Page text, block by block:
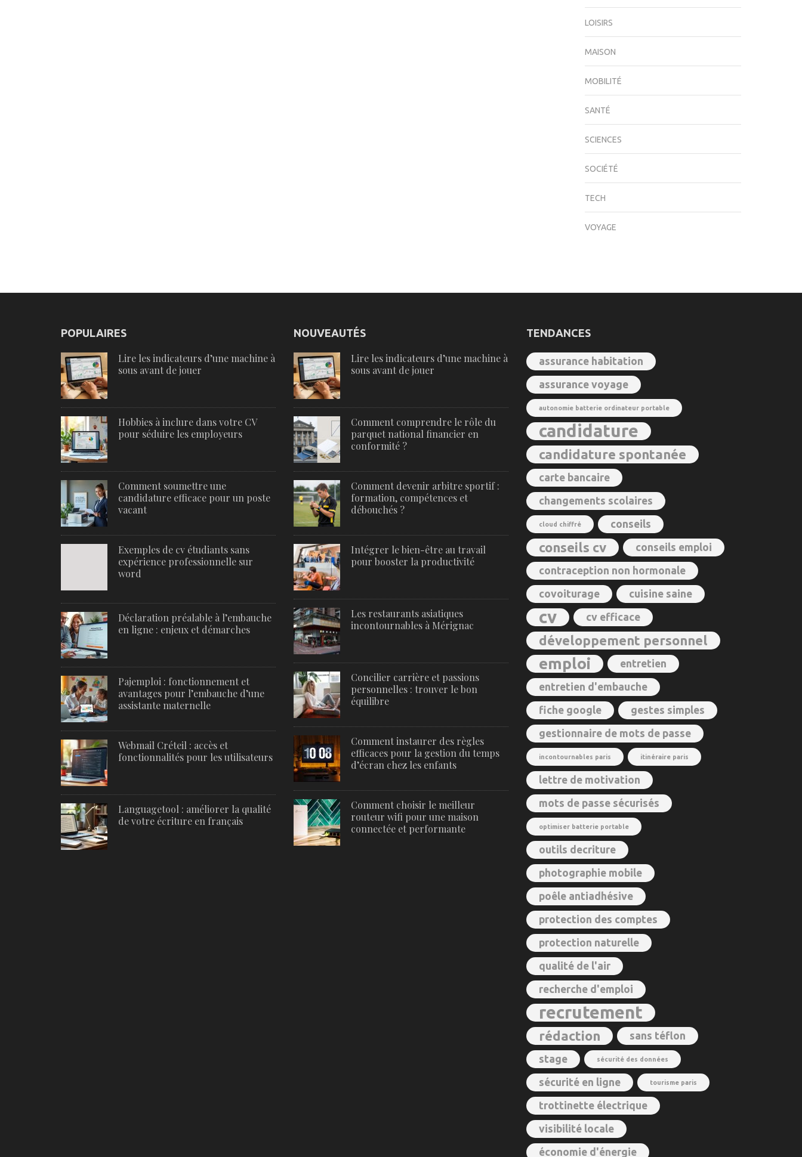
LOISIRS
MAISON
MOBILITÉ
SANTÉ
SCIENCES
SOCIÉTÉ
TECH
VOYAGE
POPULAIRES
Lire les indicateurs d’une machine à
sous avant de jouer
Hobbies à inclure dans votre CV
pour séduire les employeurs
Comment soumettre une
candidature efficace pour un poste
vacant
Exemples de cv étudiants sans
expérience professionnelle sur
word
Déclaration préalable à l’embauche
en ligne : enjeux et démarches
Pajemploi : fonctionnement et
avantages pour l’embauche d’une
assistante maternelle
Webmail Créteil : accès et
fonctionnalités pour les utilisateurs
Languagetool : améliorer la qualité
de votre écriture en français
NOUVEAUTÉS
Lire les indicateurs d’une machine à
sous avant de jouer
Comment comprendre le rôle du
parquet national financier en
conformité ?
Comment devenir arbitre sportif :
formation, compétences et
débouchés ?
Intégrer le bien-être au travail
pour booster la productivité
Les restaurants asiatiques
incontournables à Mérignac
Concilier carrière et passions
personnelles : trouver le bon
équilibre
Comment instaurer des règles
efficaces pour la gestion du temps
d’écran chez les enfants
Comment choisir le meilleur
routeur wifi pour une maison
connectée et performante
TENDANCES
assurance habitation
assurance voyage
autonomie batterie ordinateur portable
candidature
candidature spontanée
carte bancaire
changements scolaires
cloud chiffré conseils
conseils cv conseils emploi
contraception non hormonale
covoiturage cuisine saine
cv cv efficace
développement personnel
emploi entretien
entretien d'embauche
fiche google gestes simples
gestionnaire de mots de passe
incontournables paris itinéraire paris
lettre de motivation
mots de passe sécurisés
optimiser batterie portable
outils decriture
photographie mobile
poêle antiadhésive
protection des comptes
protection naturelle
qualité de l'air
recherche d'emploi
recrutement
rédaction sans téflon
stage sécurité des données
sécurité en ligne tourisme paris
trottinette électrique
visibilité locale
économie d'énergie